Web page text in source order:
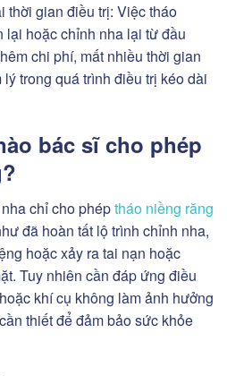
thời gian điều trị: Việc tháo
lại hoặc chỉnh nha lại từ đầu
chi phí, mất nhiều thời gian
trong quá trình điều trị kéo dài
bác sĩ cho phép
chỉ cho phéptháo niềng răng
đã hoàn tất lộ trình chỉnh nha,
hoặc xảy ra tai nạn hoặc
Tuy nhiên cần đáp ứng điều
khí cụ không làm ảnh hưởng
thiết để đảm bảo sức khỏe